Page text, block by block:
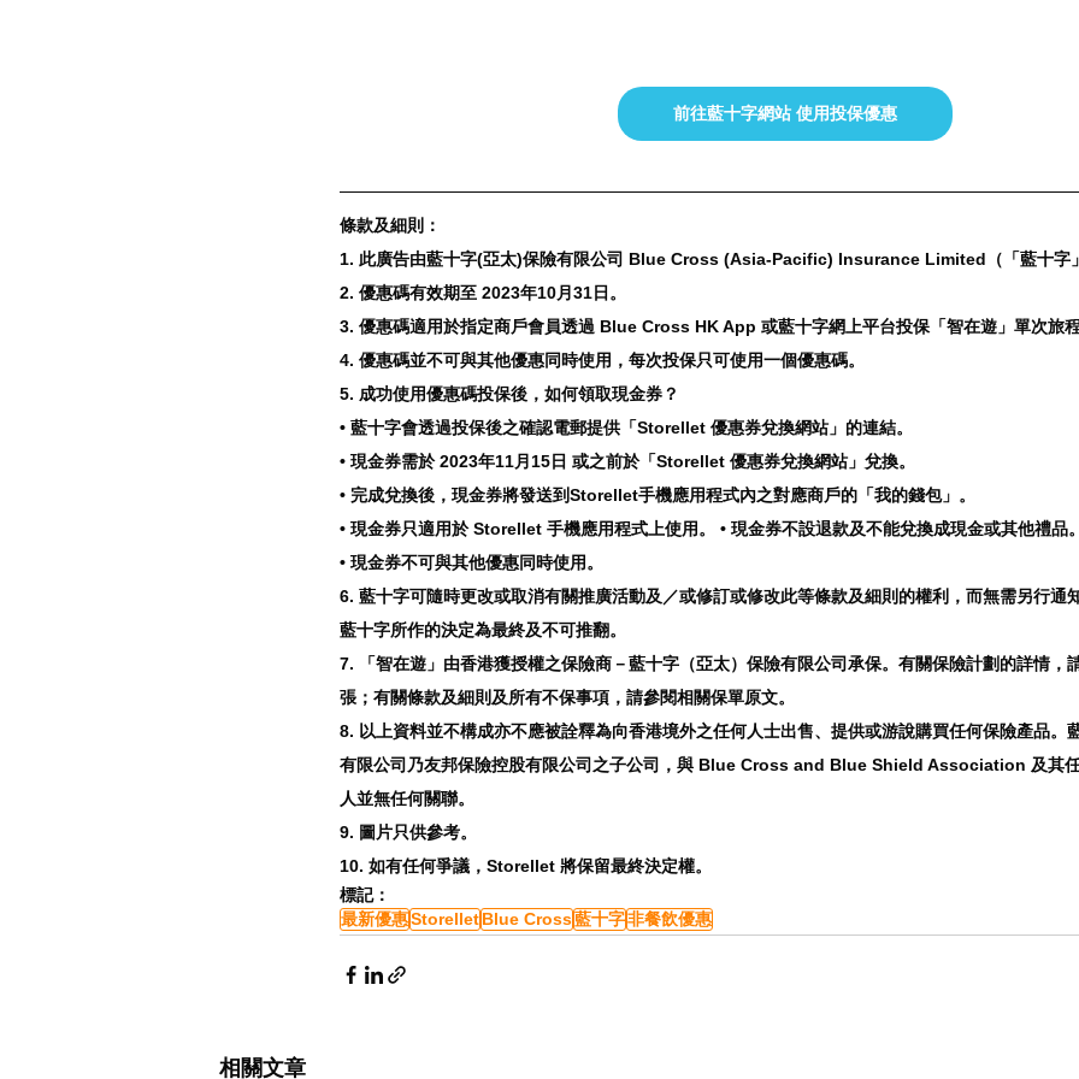
前往藍十字網站 使用投保優惠
條款及細則：
1. 此廣告由藍十字(亞太)保險有限公司 Blue Cross (Asia-Pacific) Insurance Limited（「藍十字
2. 優惠碼有效期至 2023年10月31日。
3. 優惠碼適用於指定商戶會員透過 Blue Cross HK App 或藍十字網上平台投保「智在遊」單次旅
4. 優惠碼並不可與其他優惠同時使用，每次投保只可使用一個優惠碼。
5. 成功使用優惠碼投保後，如何領取現金券？
• 藍十字會透過投保後之確認電郵提供「Storellet 優惠券兌換網站」的連結。
• 現金券需於 2023年11月15日 或之前於「Storellet 優惠券兌換網站」兌換。
• 完成兌換後，現金券將發送到Storellet手機應用程式內之對應商戶的「我的錢包」。
• 現金券只適用於 Storellet 手機應用程式上使用。 • 現金券不設退款及不能兌換成現金或其他禮品。
• 現金券不可與其他優惠同時使用。
6. 藍十字可隨時更改或取消有關推廣活動及／或修訂或修改此等條款及細則的權利，而無需另行通
藍十字所作的決定為最終及不可推翻。
7. 「智在遊」由香港獲授權之保險商－藍十字（亞太）保險有限公司承保。有關保險計劃的詳情，
張；有關條款及細則及所有不保事項，請參閱相關保單原文。
8. 以上資料並不構成亦不應被詮釋為向香港境外之任何人士出售、提供或游說購買任何保險產品。
有限公司乃友邦保險控股有限公司之子公司，與 Blue Cross and Blue Shield Association 及其
人並無任何關聯。
9. 圖片只供參考。
10. 如有任何爭議，Storellet 將保留最終決定權。
標記：
最新優惠StorelletBlue Cross藍十字非餐飲優惠
相關文章